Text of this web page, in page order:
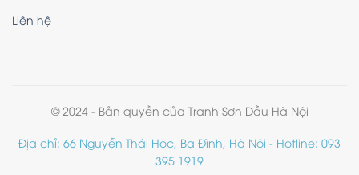
Liên hệ
© 2024 - Bản quyền của Tranh Sơn Dầu Hà Nội
Địa chỉ: 66 Nguyễn Thái Học, Ba Đình, Hà Nội - Hotline: 093
395 1919